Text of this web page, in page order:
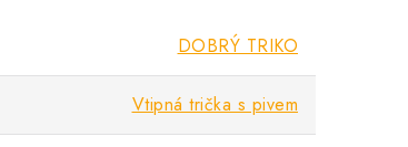
DOBRÝ TRIKO
Vtipná trička s pivem